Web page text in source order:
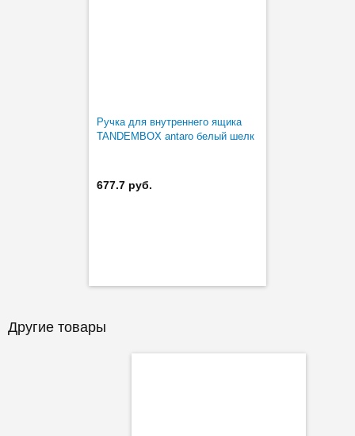
Ручка для внутреннего ящика
TANDEMBOX antaro белый шелк
677.7 руб.
Другие товары